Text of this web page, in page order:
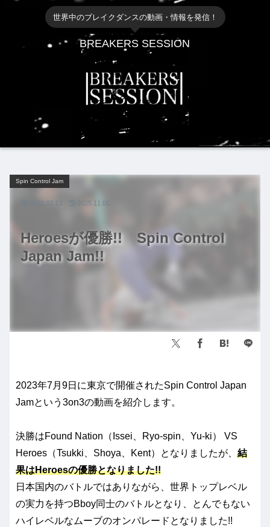
世界中のブレイクダンスの動画・情報を発信！
BREAKERS SESSION
Heroesが優勝!! Spin Control
Japan Jam!!
Spin Control Jam
2023.07.13 2025.11.05
2023年7月9日に東京で開催されたSpin Control Japan
Jamという3on3の動画を紹介します。
決勝はFound Nation（Issei、Ryo-spin、Yu-ki） VS
Heroes（Tsukki、Shoya、Kent）となりましたが、 結
果はHeroesの優勝となりました!!
日本国内のバトルではありながら、世界トップレベル
の実力を持つBboy同士のバトルとなり、とんでもない
ハイレベルなムーブのオンパレードとなりました!!